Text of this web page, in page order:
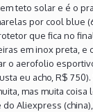
teto solar e é o
por cool blue
que fica no
em inox preta, e
o aerofolio
eu acho, R$
mas muita
Aliexpress